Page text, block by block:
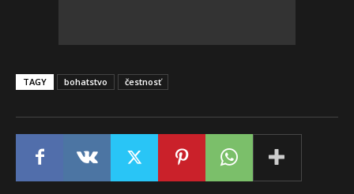
TAGY bohatstvo čestnosť